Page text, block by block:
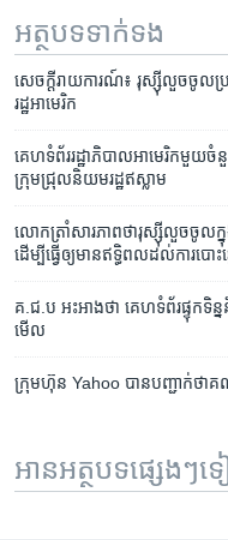
អត្ថបទ​ទាក់ទង
សេចក្ដី​រាយការណ៍៖ រុស្ស៊ី​លួច​ចូល​ប្
រដ្ឋ​អាមេរិក
គេហទំព័រ​រដ្ឋាភិបាល​អាមេរិក​មួយ​
ក្រុម​ជ្រុល​និយម​រដ្ឋ​ឥស្លាម
លោកត្រាំ​សារភាព​ថា​រុស្ស៊ី​​លួច​ចូល​ក្
ដើម្បី​ធ្វើឲ្យ​មាន​ឥទ្ធិពល​ដល់​ការ​បោះ
គ.ជ.ប អះអាង​ថា គេហទំព័រ​ផ្ទុក​ទិ
មើល
ក្រុមហ៊ុន​ Yahoo បាន​បញ្ជាក់​ថា​
អានអត្ថបទផ្សេងៗទ